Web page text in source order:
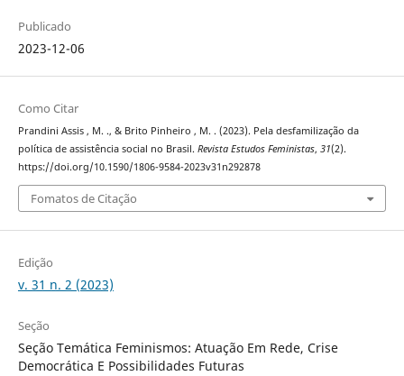
Publicado
2023-12-06
Como Citar
Prandini Assis , M. ., & Brito Pinheiro , M. . (2023). Pela desfamilização da
política de assistência social no Brasil. Revista Estudos Feministas, 31(2).
https://doi.org/10.1590/1806-9584-2023v31n292878
Fomatos de Citação
Edição
v. 31 n. 2 (2023)
Seção
Seção Temática Feminismos: Atuação Em Rede, Crise
Democrática E Possibilidades Futuras